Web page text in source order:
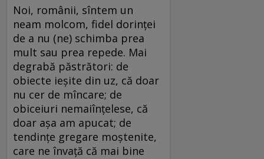
Noi, românii, sîntem un
neam molcom, fidel dorinței
de a nu (ne) schimba prea
mult sau prea repede. Mai
degrabă păstrători: de
obiecte ieșite din uz, că doar
nu cer de mîncare; de
obiceiuri nemaiînțelese, că
doar așa am apucat; de
tendințe gregare moștenite,
care ne învață că mai bine